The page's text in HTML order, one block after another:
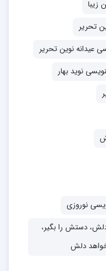
روز یک سرمشق
تحریر
عیدانه نوین تحریر
نوید بهار
نوروزی
دستش را بگیر،
دلش